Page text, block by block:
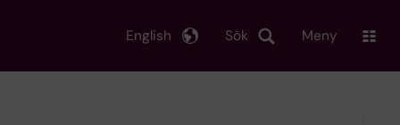
Sök
English Meny